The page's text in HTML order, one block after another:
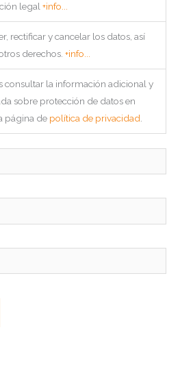
legal+info...
rectificar y cancelar los datos, así
derechos. +info...
consultar la información adicional y
sobre protección de datos en
página de política de privacidad.